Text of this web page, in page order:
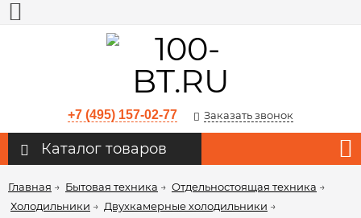
+7 (495) 157-02-77 Заказать звонок
Каталог товаров
Главная → Бытовая техника → Отдельностоящая техника →
Холодильники → Двухкамерные холодильники →